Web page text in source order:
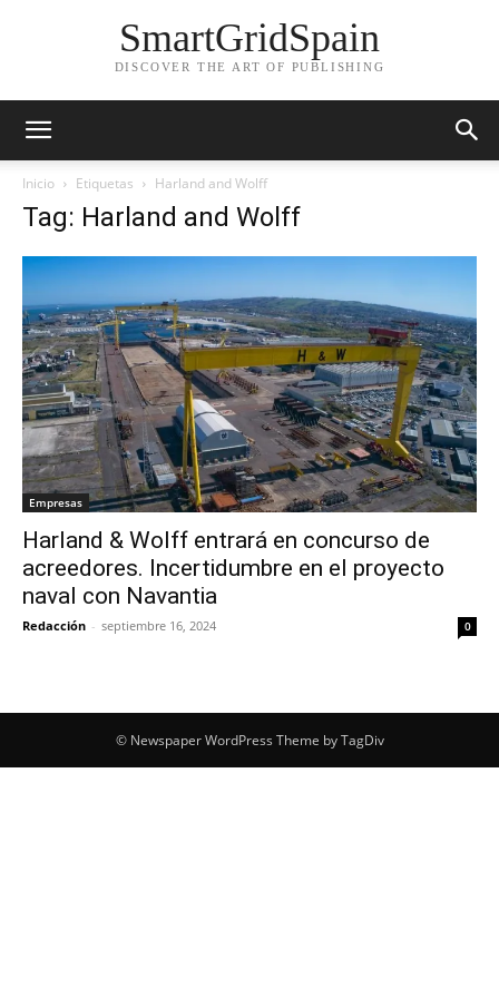
SmartGridSpain
DISCOVER THE ART OF PUBLISHING
Inicio Etiquetas Harland and Wolff
Tag: Harland and Wolff
Empresas
Harland & Wolff entrará en concurso de
acreedores. Incertidumbre en el proyecto
naval con Navantia
Redacción - septiembre 16, 2024 0
© Newspaper WordPress Theme by TagDiv